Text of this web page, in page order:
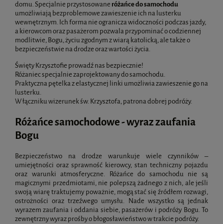
domu. Specjalnie przystosowane różańce do samochodu
umożliwiają bezproblemowe zawieszenie ich na lusterku
wewnętrznym. Ich forma nie ogranicza widoczności podczas jazdy,
a kierowcom oraz pasażerom pozwala przypominać o codziennej
modlitwie, Bogu, życiu zgodnym z wiarą katolicką, ale także o
bezpieczeństwie na drodze oraz wartości życia.
Święty Krzysztofie prowadź nas bezpiecznie!
Różaniec specjalnie zaprojektowany do samochodu.
Praktyczna pętelka z elastycznej linki umożliwia zawieszenie go na
lusterku.
W łączniku wizerunek św. Krzysztofa, patrona dobrej podróży.
Różańce samochodowe - wyraz zaufania
Bogu
Bezpieczeństwo na drodze warunkuje wiele czynników –
umiejętności oraz sprawność kierowcy, stan techniczny pojazdu
oraz warunki atmosferyczne. Różańce do samochodu nie są
magicznymi przedmiotami, nie polepszą żadnego z nich, ale jeśli
swoją wiarę traktujemy poważnie, mogą stać się źródłem rozwagi,
ostrożności oraz trzeźwego umysłu. Nade wszystko są jednak
wyrazem zaufania i oddania siebie, pasażerów i podróży Bogu. To
zewnętrzny wyraz prośby o błogosławieństwo w trakcie podróży.